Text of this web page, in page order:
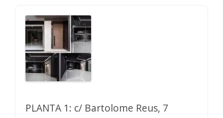
PLANTA 1: c/ Bartolome Reus, 7